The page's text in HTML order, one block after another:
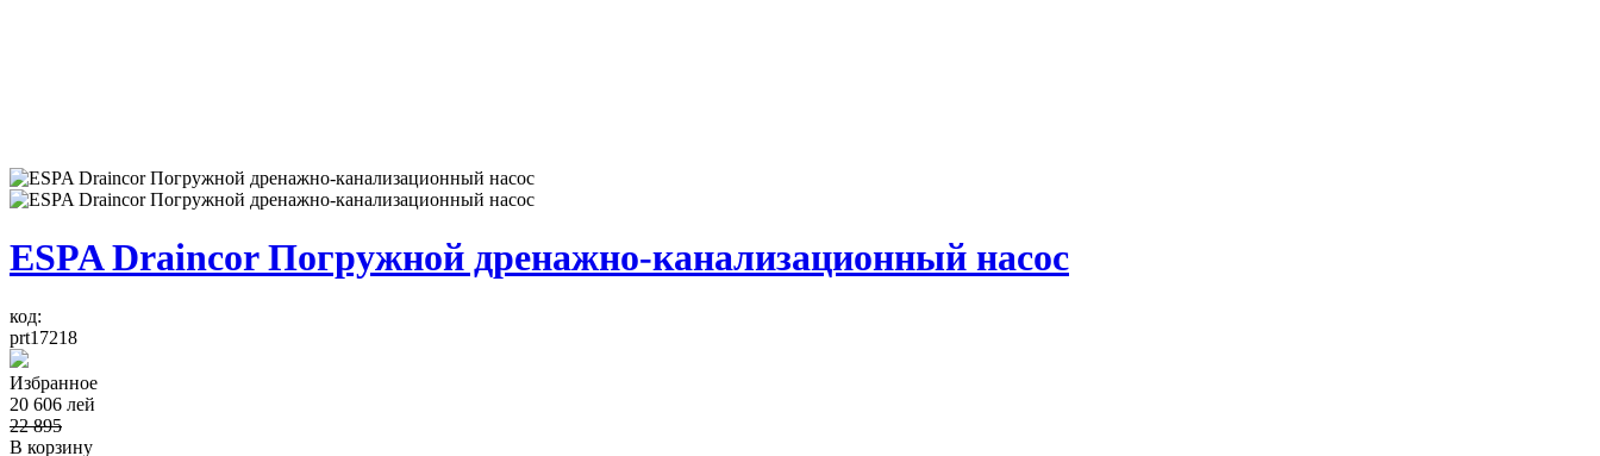
ESPA Draincor Погружной дренажно-канализационный насос
код:
prt17218
Избранное
20 606 лей
22 895
В корзину